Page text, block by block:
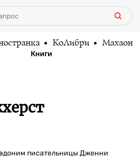
КоЛибри Махаон
Книги
писательницы Дженни